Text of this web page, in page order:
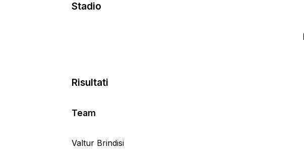
Stadio
Risultati
Team
Valtur Brindisi